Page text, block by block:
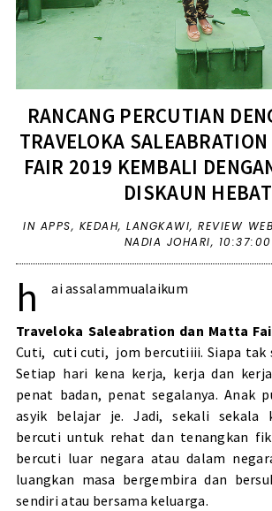
RANCANG PERCUTIAN
TRAVELOKA
FAIR 2019 KEMBALI
DISKAUN HEBAT
IN APPS, KEDAH, LANGKAWI, REVIEW
NADIA JOHARI, 10:37:00
h ai assalammualaikum
Traveloka Saleabration dan Matta
Cuti, cuti cuti, jom bercutiiii. Siapa tak
Setiap hari kena kerja, kerja dan
penat badan, penat segalanya. Anak
asyik belajar je. Jadi, sekali sekala
bercuti untuk rehat dan tenangkan
bercuti luar negara atau dalam
luangkan masa bergembira dan
sendiri atau bersama keluarga.